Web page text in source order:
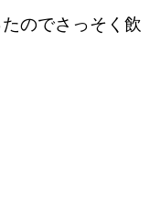
のでさっそく飲